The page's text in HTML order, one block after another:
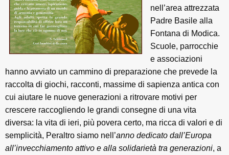
nell’area attrezzata
Padre Basile alla
Fontana di Modica.
Scuole, parrocchie
e associazioni
hanno avviato un cammino di preparazione che prevede la
raccolta di giochi, racconti, massime di sapienza antica con
cui aiutare le nuove generazioni a ritrovare motivi per
crescere raccogliendo le grandi consegne di una vita
diversa: la vita di ieri, più povera certo, ma ricca di valori e di
semplicità, Peraltro siamo nell’anno dedicato dall’Europa
all’invecchiamento attivo e alla solidarietà tra generazioni, a